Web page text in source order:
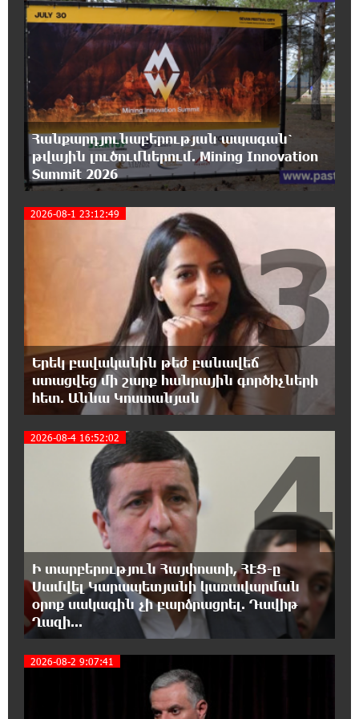
հայության խայտառակություն» է անվանել
Ամենայն Հայոց Կաթողիկոսի նկատմամբ
դատավարությունը
17:00:30 6-08-2026
Մեր կրոնական զգացմունքների հետ խաղը
ունենալու է հետևանքներ․ Նարեկ
Կարապետյան
16:50:59 6-08-2026
Ռուսաստանի հետ խնդիրները պետք է
լուծել դիվանագիտական ճանապարհով․
16:44:56 6-08-2026
Վաղը մենք ԱԺ չենք գալու. Նարեկ
Կարապետյան
16:15:33 6-08-2026
ՈւՂԻՂ. Նարեկ Կարապետյանը հանդես է
գալիս հայտարարությամբ
Moody’s-ը IDBank-ի վարկանիշային
հեռանկարը փոխել է դրականի
15:24:13 6-08-2026
Վեհափառի անձնագրի մեջ գրված է՝
Գարեգին Բ․ նույնիսկ քննիչներն ու
դատախազներն են այդպես դիմում նրան՝ իրենց հավատից
ելնելով․ տեսանյութ
15:09:27 6-08-2026
Ռեբուսը լուծելու համար, ասեք թե ինչպե՞ս
Վարդևանյանը՝ Հովհաննիսյանին
15:00:46 6-08-2026
Հանքարդյունաբերության ապագան՝
թվային լուծումներում. Mining Innovation
Summit 2026
2
2026-08-1 23:12:49
Երեկ բավականին թեժ բանավեճ
ստացվեց մի շարք հանրային գործիչների
հետ. Աննա Կոստանյան
3
2026-08-4 16:52:02
Ի տարբերություն Հայփոստի, ՀԷՑ-ը
Սամվել Կարապետյանի կառավարման
օրոք սակագին չի բարձրացրել. Դավիթ
Ղազի...
4
2026-08-2 9:07:41